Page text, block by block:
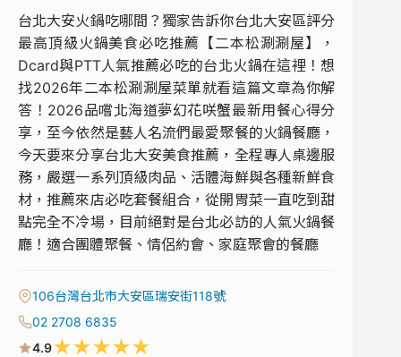
台北大安火鍋吃哪間？獨家告訴你台北大安區評分
最高頂級火鍋美食必吃推薦【二本松涮涮屋】，
Dcard與PTT人氣推薦必吃的台北火鍋在這裡！想
找2026年二本松涮涮屋菜單就看這篇文章為你解
答！2026品嚐北海道夢幻花咲蟹最新用餐心得分
享，至今依然是藝人名流們最愛聚餐的火鍋餐廳，
今天要來分享台北大安美食推薦，全程專人桌邊服
務，嚴選一系列頂級肉品、活體海鮮與各種新鮮食
材，推薦來店必吃套餐組合，從開胃菜一直吃到甜
點完全不冷場，目前絕對是台北必訪的人氣火鍋餐
廳！適合團體聚餐、情侶約會、家庭聚會的餐廳
106台灣台北市大安區瑞安街118號
02 2708 6835
4.9★★★★★